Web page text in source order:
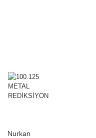
Nurkan